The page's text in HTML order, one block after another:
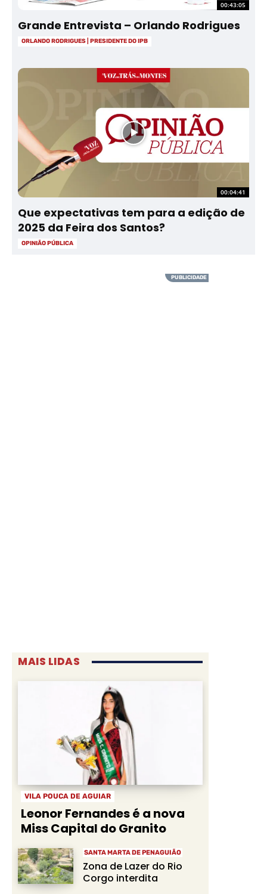
00:43:05
Grande Entrevista – Orlando Rodrigues
ORLANDO RODRIGUES | PRESIDENTE DO IPB
00:04:41
Que expectativas tem para a edição de
2025 da Feira dos Santos?
OPINIÃO PÚBLICA
MAIS LIDAS
VILA POUCA DE AGUIAR
Leonor Fernandes é a nova
Miss Capital do Granito
SANTA MARTA DE PENAGUIÃO
Zona de Lazer do Rio
Corgo interdita